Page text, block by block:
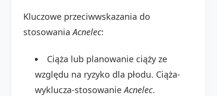
Kluczowe przeciwwskazania do
stosowaniaAcnelec:
Ciąża lub planowanie ciąży ze
względu na ryzyko dla płodu. Ciąża-
wyklucza-stosowanieAcnelec.